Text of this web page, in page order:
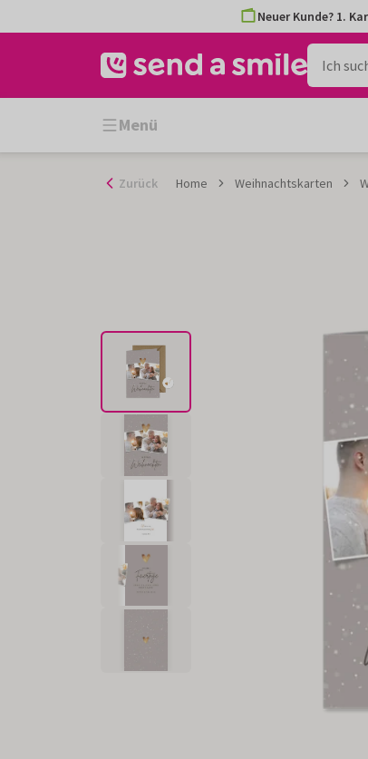
Inhalt
Neuer Kunde? 1.
Menü
Zurück Home Weihnachtskarten